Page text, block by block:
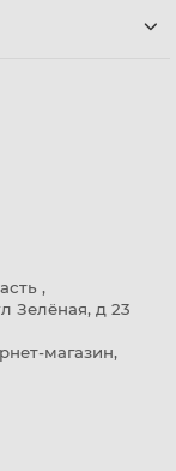
,
Зелёная, д 23
магазин,